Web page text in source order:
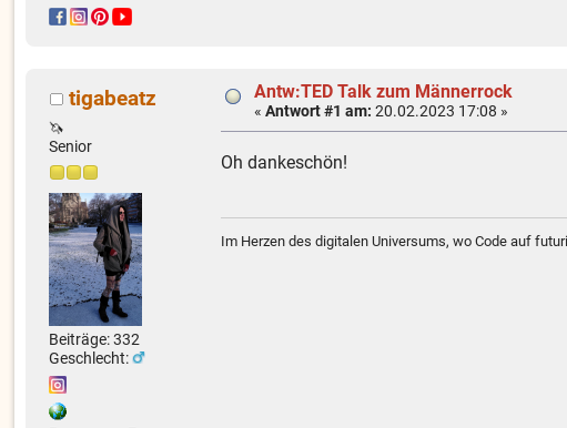
tigabeatz
🦄
Senior
Beiträge: 332
Geschlecht:
Antw:TED Talk zum Männerrock
«Antwort #1 am: 20.02.2023 17:08 »
Oh dankeschön!
Im Herzen des digitalen Universums, wo Code auf